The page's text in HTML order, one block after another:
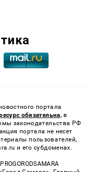
портала
обязательна, в
законодательства РФ
портала не несет
пользователей,
и его субдоменах.